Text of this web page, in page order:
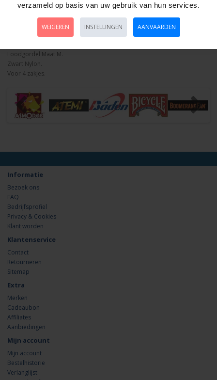
Bestellen
Loodgordel Maat M.
Zwart Nylon.
Voor 4 zakjes.
Informatie
Bezoek ons
FAQ
Bedrijfsprofiel
Privacy & Cookies
Klant worden
Klantenservice
Contact
Retourneren
Sitemap
Extra
Merken
Cadeaubon
Affiliates
Aanbiedingen
Mijn account
Mijn account
Bestelhistorie
Verlanglijst
verzameld op basis van uw gebruik van hun services.
WEIGEREN INSTELLINGEN AANVAARDEN